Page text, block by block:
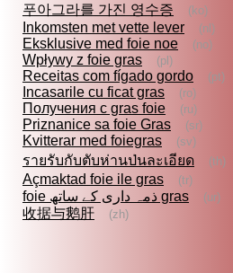
푸아그라를 가진 영수증 (ko)
Inkomsten met vette lever (nl)
Eksklusive med foie noe (no)
Wpływy z foie gras (pl)
Receitas com fígado gordo (pt)
Incasarile cu ficat gras (ro)
Получения с gras foie (ru)
Priznanice sa foie Gras (sr)
Kvitterar med foiegras (sv)
รายรับกับตับห่านป่นละเอียด (th)
Açmaktad foie ile gras (tr)
foie ذمہ داری کے ساتھ gras (ur)
收据与鹅肝 (zh)